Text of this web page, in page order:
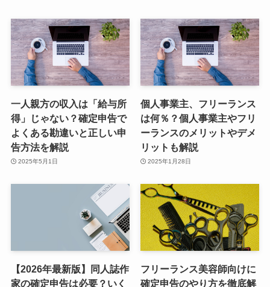
一人親方の収入は「給与所
得」じゃない？確定申告で
よくある勘違いと正しい申
告方法を解説
2025年5月1日
個人事業主、フリーランス
は何％？個人事業主やフリ
ーランスのメリットやデメ
リットも解説
2025年1月28日
【2026年最新版】同人誌作
家の確定申告は必要？いく
フリーランス美容師向けに
確定申告のやり方を徹底解